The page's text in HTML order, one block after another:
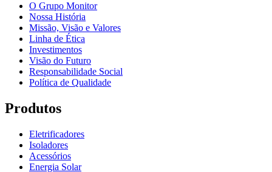
O Grupo Monitor
Nossa História
Missão, Visão e Valores
Linha de Ética
Investimentos
Visão do Futuro
Responsabilidade Social
Política de Qualidade
Produtos
Eletrificadores
Isoladores
Acessórios
Energia Solar